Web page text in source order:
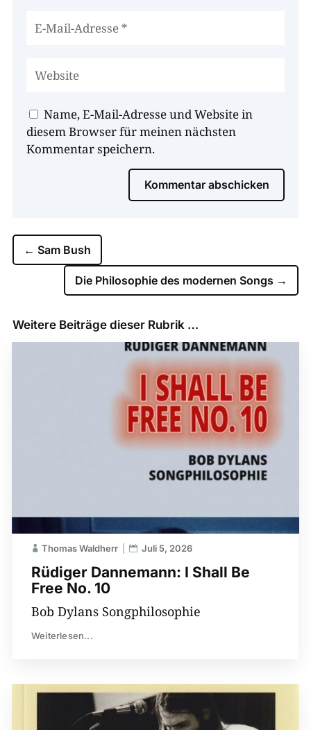
Name, E-Mail-Adresse und Website in
diesem Browser für meinen nächsten
Kommentar speichern.
Kommentar abschicken
← Sam Bush
Die Philosophie des modernen Songs →
Weitere Beiträge dieser Rubrik …
Rüdiger Dannemann: I Shall Be
Free No. 10
Thomas Waldherr Juli 5, 2026
Bob Dylans Songphilosophie
Weiterlesen...